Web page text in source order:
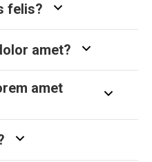
felis?
amet?
amet